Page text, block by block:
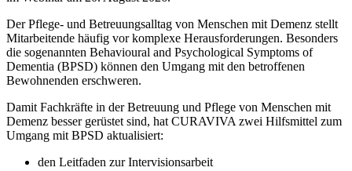
Der Pflege- und Betreuungsalltag von Menschen mit Demenz stellt
Mitarbeitende häufig vor komplexe Herausforderungen. Besonders
die sogenannten Behavioural and Psychological Symptoms of
Dementia (BPSD) können den Umgang mit den betroffenen
Bewohnenden erschweren.
Damit Fachkräfte in der Betreuung und Pflege von Menschen mit
Demenz besser gerüstet sind, hat CURAVIVA zwei Hilfsmittel zum
Umgang mit BPSD aktualisiert:
den Leitfaden zur Intervisionsarbeit